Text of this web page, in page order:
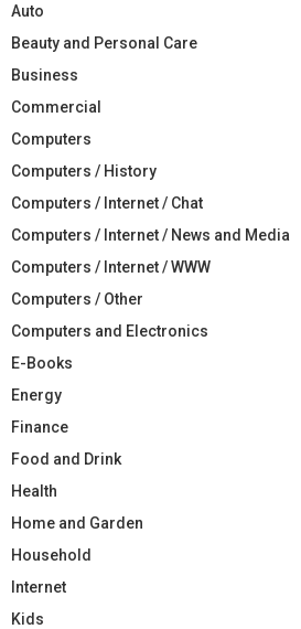
Auto
Beauty and Personal Care
Business
Commercial
Computers
Computers / History
Computers / Internet / Chat
Computers / Internet / News and Media
Computers / Internet / WWW
Computers / Other
Computers and Electronics
E-Books
Energy
Finance
Food and Drink
Health
Home and Garden
Household
Internet
Kids